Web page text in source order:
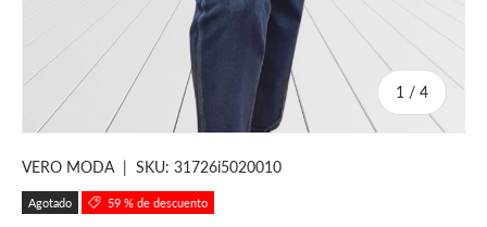
1 / de
4
VERO MODA | SKU: 31726i5020010
Agotado 59 % de descuento